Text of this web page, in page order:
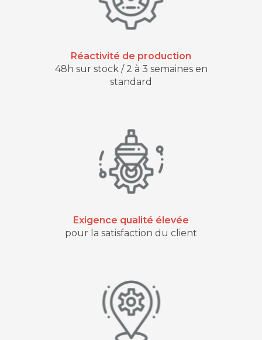
Réactivité de production
48h sur stock / 2 à 3 semaines en
standard
Exigence qualité élevée
pour la satisfaction du client